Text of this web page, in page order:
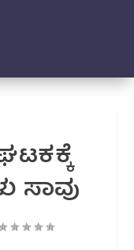
ಸಾವು